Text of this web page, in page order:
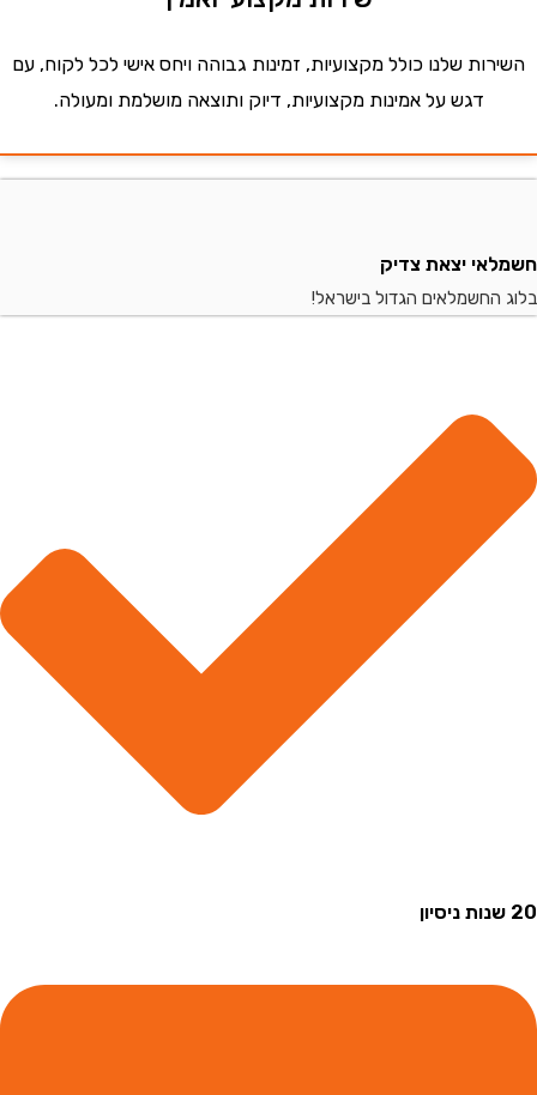
שלנו כולל מקצועיות, זמינות גבוהה ויחס אישי לכל לקוח, עם
דגש על אמינות מקצועיות, דיוק ותוצאה מושלמת ומעולה.
יצאת צדיק
הגדול בישראל!